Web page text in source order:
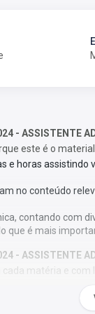
- ASSISTENTE
este é o
e horas
no conteúdo
contando com
que é mais
- ASSISTENTE
matéria e com
para sua